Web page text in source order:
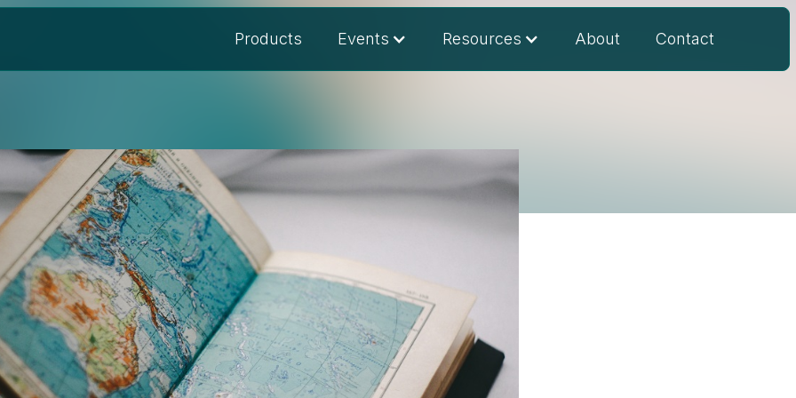
Products Events Resources About Contact